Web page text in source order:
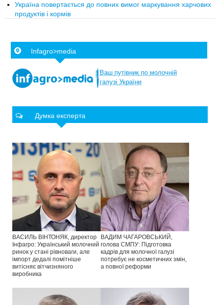
Україна повертається до повних вимог маркування харчових
продуктів і кормів
Infagro>media
Ваш путівник по молочній
галузі України
Думка експерта
ВАСИЛЬ ВІНТОНЯК, директор
Інфагро: Український молочний
ринок у стані рівноваги, але
імпорт дедалі помітніше
витісняє вітчизняного
виробника
ВАДИМ ЧАГАРОВСЬКИЙ,
голова СМПУ: Підготовка
кадрів для молочної галузі
потребує не косметичних змін,
а повної реформи